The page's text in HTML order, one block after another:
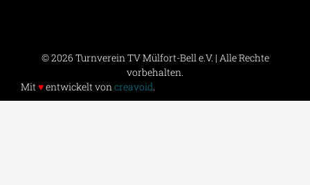
© 2026 Turnverein TV Mülfort-Bell e.V. | Alle Rechte
vorbehalten.
Mit♥entwickelt voncreavoid.